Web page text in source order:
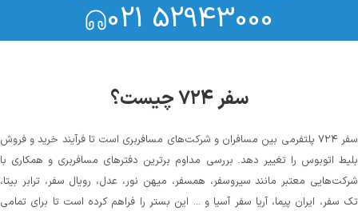
021 52943000
سفر ۷۲۴ چیست؟
سفر ۷۲۴ پلتفرمی بین مسافران و شرکت‌های مسافربری است تا فرآیند خرید و فروش
بلیط اتوبوس را تغییر دهد. بررسی مداوم برترین دفترهای مسافربری و همکاری با
شرکت‌هایی معتبر مانند سیروسفر، همسفر، میهن‌ نور، عدل، رویال سفر، ترابر بیتا،
تک سفر، ایران پیما، آریا سفر آسیا و ... این بستر را فراهم کرده است تا برای تمامی